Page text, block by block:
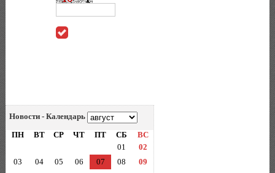
Новости - Календарь
ПН
ВТ СР ЧТ ПТ СБ
ВС
01
02
03
04 05 06 07 08
09